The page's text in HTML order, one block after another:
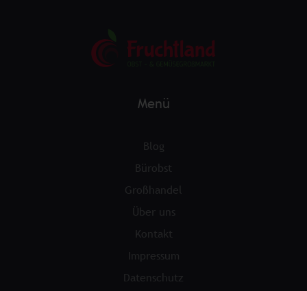
Menü
Blog
Bürobst
Großhandel
Über uns
Kontakt
Impressum
Datenschutz